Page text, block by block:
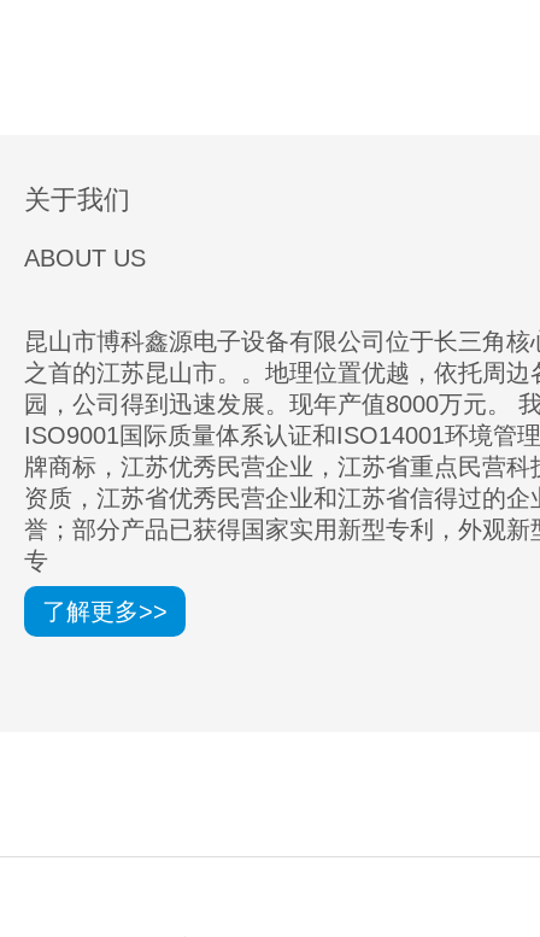
关于我们
ABOUT US
昆山市博科鑫源电子设备有限公司位于长三角核
之首的江苏昆山市。。地理位置优越，依托周边
园，公司得到迅速发展。现年产值8000万元。
ISO9001国际质量体系认证和ISO14001环境管
牌商标，江苏优秀民营企业，江苏省重点民营科
资质，江苏省优秀民营企业和江苏省信得过的企
誉；部分产品已获得国家实用新型专利，外观新
专
了解更多>>